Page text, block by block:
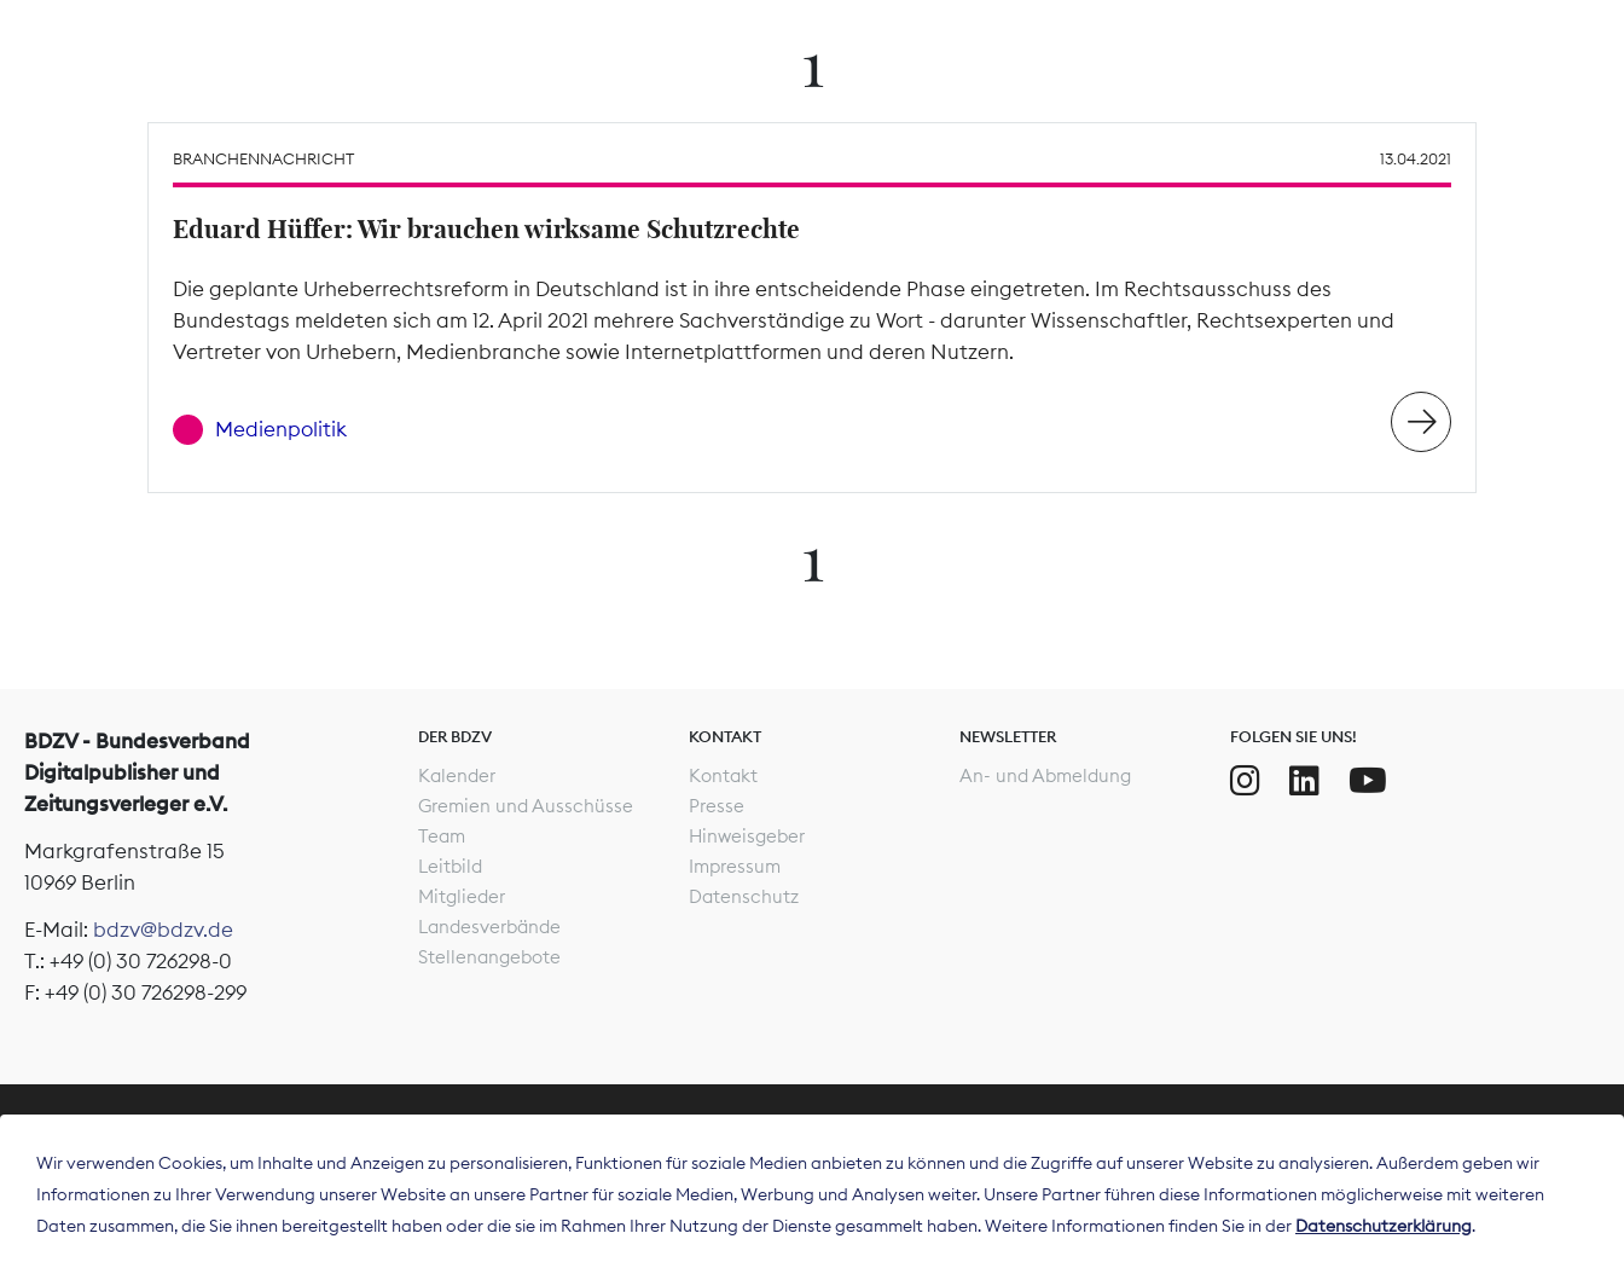
1
BRANCHENNACHRICHT 13.04.2021
Eduard Hüffer: Wir brauchen wirksame Schutzrechte
Die geplante Urheberrechtsreform in Deutschland ist in ihre entscheidende Phase eingetreten. Im Rechtsausschuss des
Bundestags meldeten sich am 12. April 2021 mehrere Sachverständige zu Wort - darunter Wissenschaftler, Rechtsexperten und
Vertreter von Urhebern, Medienbranche sowie Internetplattformen und deren Nutzern.
Medienpolitik
1
BDZV - Bundesverband
Digitalpublisher und
Zeitungsverleger e.V.
Markgrafenstraße 15
10969 Berlin
E-Mail: bdzv@bdzv.de
T.: +49 (0) 30 726298-0
F: +49 (0) 30 726298-299
DER BDZV
Kalender
Gremien und Ausschüsse
Team
Leitbild
Mitglieder
Landesverbände
Stellenangebote
KONTAKT
Kontakt
Presse
Hinweisgeber
Impressum
Datenschutz
NEWSLETTER
An- und Abmeldung
FOLGEN SIE UNS!
Der Bundesverband Digitalpublisher und Zeitungsverleger (BDZV) vertritt als
Spitzenorganisation die Interessen der Zeitungsverlage und digitalen Publisher in
Deutschland und auf EU-Ebene.
Wir verwenden Cookies, um Inhalte und Anzeigen zu personalisieren, Funktionen für soziale Medien anbieten zu können und die Zugriffe auf unserer Website zu analysieren. Außerdem geben wir
Informationen zu Ihrer Verwendung unserer Website an unsere Partner für soziale Medien, Werbung und Analysen weiter. Unsere Partner führen diese Informationen möglicherweise mit weiteren
Daten zusammen, die Sie ihnen bereitgestellt haben oder die sie im Rahmen Ihrer Nutzung der Dienste gesammelt haben. Weitere Informationen finden Sie in der Datenschutzerklärung.